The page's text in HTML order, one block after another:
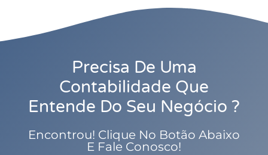
Precisa De Uma
Contabilidade Que
Entende Do Seu Negócio ?
Encontrou! Clique No Botão Abaixo
E Fale Conosco!